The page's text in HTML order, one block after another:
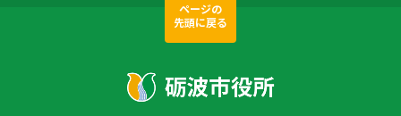
ページの
先頭に戻る